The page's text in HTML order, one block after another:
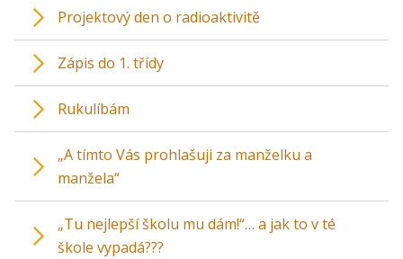
Projektový den o radioaktivitě
Zápis do 1. třídy
Rukulíbám
„A tímto Vás prohlašuji za manželku a
manžela“
„Tu nejlepší školu mu dám!“… a jak to v té
škole vypadá???